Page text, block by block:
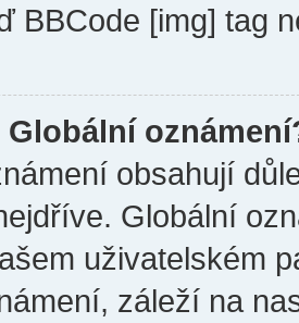
BBCode [img] tag
obsahují
Globální
uživatelském
záleží na